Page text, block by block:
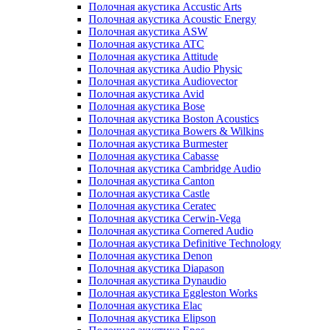
Полочная акустика Accustic Arts
Полочная акустика Acoustic Energy
Полочная акустика ASW
Полочная акустика ATC
Полочная акустика Attitude
Полочная акустика Audio Physic
Полочная акустика Audiovector
Полочная акустика Avid
Полочная акустика Bose
Полочная акустика Boston Acoustics
Полочная акустика Bowers & Wilkins
Полочная акустика Burmester
Полочная акустика Cabasse
Полочная акустика Cambridge Audio
Полочная акустика Canton
Полочная акустика Castle
Полочная акустика Ceratec
Полочная акустика Cerwin-Vega
Полочная акустика Cornered Audio
Полочная акустика Definitive Technology
Полочная акустика Denon
Полочная акустика Diapason
Полочная акустика Dynaudio
Полочная акустика Eggleston Works
Полочная акустика Elac
Полочная акустика Elipson